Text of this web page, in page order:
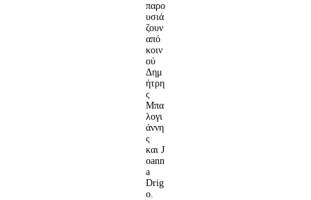
παρο
υσιά
ζουν
από
κοιν
ού
Δημ
ήτρη
ς
Μπα
λογι
άννη
ς
και J
oann
a
Drig
o.